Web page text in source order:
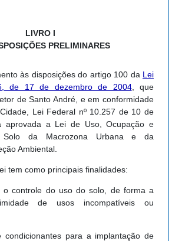
LIVRO I
PRELIMINARES
às disposições do artigo 100 da Lei
de 17 de dezembro de 2004, que
de Santo André, e em conformidade
Lei Federal nº 10.257 de 10 de
aprovada a Lei de Uso, Ocupação e
Solo da Macrozona Urbana e da
Ambiental.
tem como principais finalidades:
o controle do uso do solo, de forma a
de usos incompatíveis ou
condicionantes para a implantação de